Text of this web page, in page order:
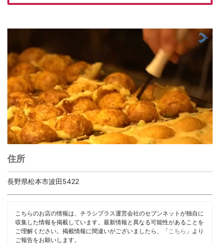
住所
長野県松本市波田5422
こちらのお店の情報は、チラシプラス運営会社のセブンネットが独自に
収集した情報を掲載しています。最新情報と異なる可能性があることを
ご理解ください。掲載情報に間違いがございましたら、「 こちら 」より
ご報告をお願いします。